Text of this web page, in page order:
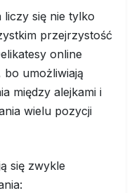
się nie tylko
przejrzystość
online
umożliwiają
między alejkami i
wielu pozycji
się zwykle